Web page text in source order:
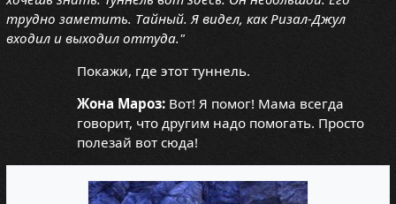
трудно заметить. Тайный. Я видел, как Ризал-Джул
входил и выходил оттуда."
Покажи, где этот туннель.
Жона Мароз:Вот! Я помог! Мама всегда
говорит, что другим надо помогать. Просто
полезай вот сюда!